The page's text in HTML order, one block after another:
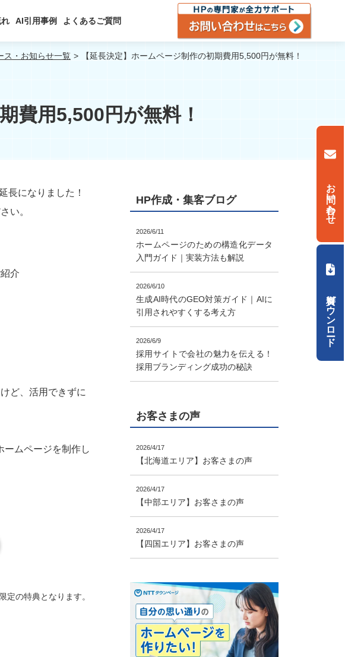
AI引用事例 よくあるご質問
お問い合わせ
資料ダウンロード
ス・お知らせ一覧 【延長決定】ホームページ制作の初期費用5,500円が無料！
費用5,500円が無料！
長になりました！
い。
介
ど、活用できずに
ームページを制作し
の特典となります。
HP作成・集客ブログ
2026/6/11
ホームページのための構造化データ
入門ガイド｜実装方法も解説
2026/6/10
生成AI時代のGEO対策ガイド｜AIに
引用されやすくする考え方
2026/6/9
採用サイトで会社の魅力を伝える！
採用ブランディング成功の秘訣
お客さまの声
2026/4/17
【北海道エリア】お客さまの声
2026/4/17
【中部エリア】お客さまの声
2026/4/17
【四国エリア】お客さまの声